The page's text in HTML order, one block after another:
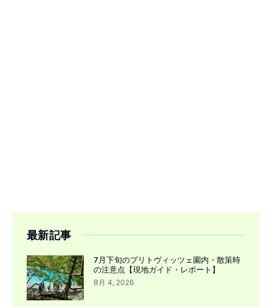
最新記事
7月下旬のプリトヴィッツェ園内・散策時
の注意点【現地ガイド・レポート】
8月 4, 2026